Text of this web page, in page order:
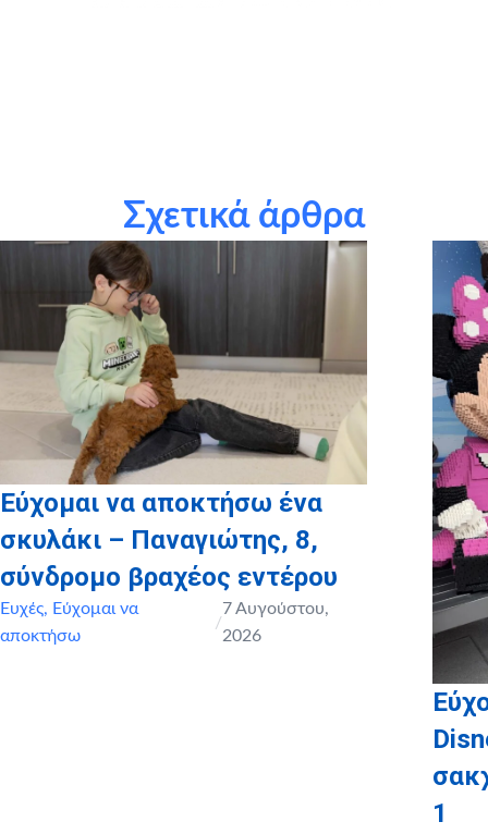
τους χορηγούς σε είδος: Bitdefender, Pizza Fan, MyIkona
τις εταιρείες του Ομίλου ΕΛΛΑΚΤΩΡ για την υιοθεσία του
σταδίου εκμαίευσης όλων των Ευχών για το 2020 (ΑΚΤΩΡ,
ΗΛΕΚΤΩΡ, ΕΛ.ΤΕΧ. ΑΝΕΜΟΣ, ΑΤΤΙΚΗ ΟΔΟΣ, ΑΤΤΙΚΕΣ
ΔΙΑΔΡΟΜΕΣ, REDS)
Σχετικά άρθρα
Εύχομαι να αποκτήσω ένα
σκυλάκι – Παναγιώτης, 8,
σύνδρομο βραχέος εντέρου
Ευχές, Εύχομαι να
αποκτήσω
/
7 Αυγούστου,
2026
1